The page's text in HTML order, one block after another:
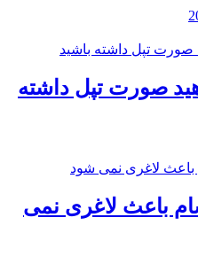
صورت تپل داشته
باعث لاغری نمی